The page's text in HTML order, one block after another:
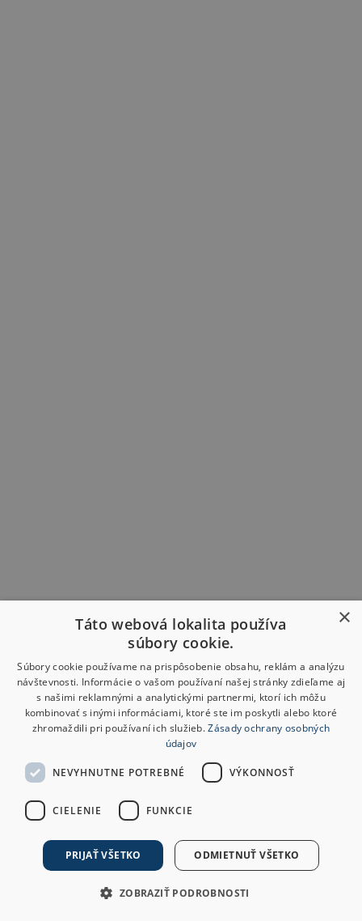
×
Táto webová lokalita používa
súbory cookie.
Súbory cookie používame na prispôsobenie obsahu, reklám a analýzu
návštevnosti. Informácie o vašom používaní našej stránky zdieľame aj
s našimi reklamnými a analytickými partnermi, ktorí ich môžu
kombinovať s inými informáciami, ktoré ste im poskytli alebo ktoré
zhromaždili pri používaní ich služieb.Zásady ochrany osobných
údajov
NEVYHNUTNE POTREBNÉ VÝKONNOSŤ
CIELENIE FUNKCIE
PRIJAŤ VŠETKO ODMIETNUŤ VŠETKO
ZOBRAZIŤ PODROBNOSTI